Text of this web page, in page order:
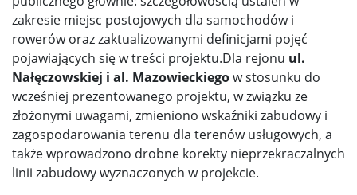
zakresie miejsc postojowych dla samochodów i
rowerów oraz zaktualizowanymi definicjami pojęć
pojawiających się w treści projektu.Dla rejonu ul.
Nałęczowskiej i al. Mazowieckiegow stosunku do
wcześniej prezentowanego projektu, w związku ze
złożonymi uwagami, zmieniono wskaźniki zabudowy i
zagospodarowania terenu dla terenów usługowych, a
także wprowadzono drobne korekty nieprzekraczalnych
linii zabudowy wyznaczonych w projekcie.